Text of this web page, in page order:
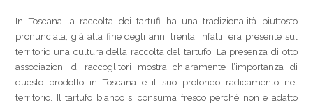
In Toscana la raccolta dei tartufi ha una tradizionalità piuttosto
pronunciata; già alla fine degli anni trenta, infatti, era presente sul
territorio una cultura della raccolta del tartufo. La presenza di otto
associazioni di raccoglitori mostra chiaramente l’importanza di
questo prodotto in Toscana e il suo profondo radicamento nel
territorio. Il tartufo bianco si consuma fresco perché non è adatto